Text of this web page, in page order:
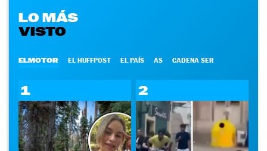
LO MÁS
VISTO
ELMOTOR EL HUFFPOST EL PAÍS AS CADENA SER
1 2